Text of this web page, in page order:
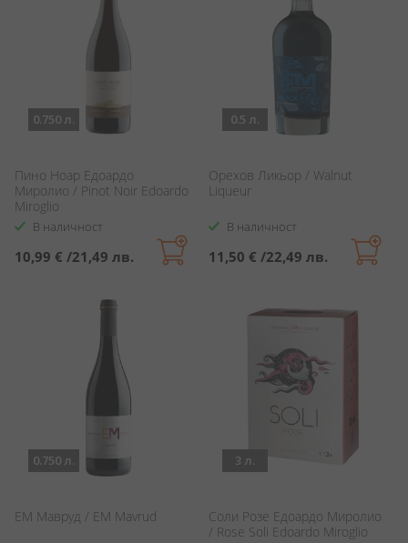
0.750 л.
Пино Ноар Едоардо
Миролио / Pinot Noir Edoardo
Miroglio
В наличност
10,99 € /21,49 лв.
0.5 л.
Орехов Ликьор / Walnut
Liqueur
В наличност
11,50 € /22,49 лв.
0.750 л.
ЕМ Мавруд / EM Mavrud
3 л.
Соли Розе Едоардо Миролио
/ Rose Soli Edoardo Miroglio